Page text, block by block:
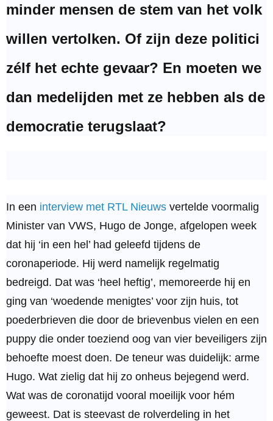
minder mensen de stem van het volk
willen vertolken. Of zijn deze politici
zélf het echte gevaar? En moeten we
dan medelijden met ze hebben als de
democratie terugslaat?
In een interview met RTL Nieuws vertelde voormalig
Minister van VWS, Hugo de Jonge, afgelopen week
dat hij ‘in een hel’ had geleefd tijdens de
coronaperiode. Hij werd namelijk regelmatig
bedreigd. Dat was ‘heel heftig’, memoreerde hij en
ging van ‘woedende menigtes’ voor zijn huis, tot
poederbrieven die door de brievenbus vielen en een
puppy die onder toeziend oog van vier beveiligers zijn
behoefte moest doen. De teneur was duidelijk: arme
Hugo. Wat zielig dat hij zo onheus bejegend werd.
Wat was de coronatijd vooral moeilijk voor hém
geweest. Dat is steevast de rolverdeling in het